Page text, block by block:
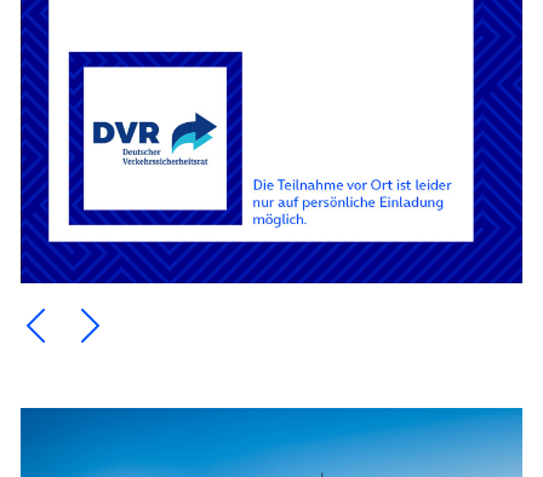
Ein Element zurück blättern
Ein Element weiter blättern